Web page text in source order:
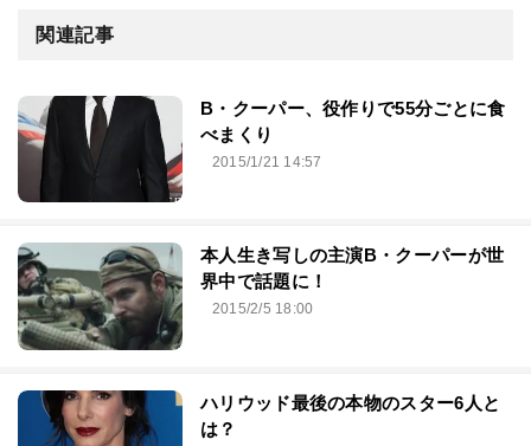
関連記事
B・クーパー、役作りで55分ごとに食
べまくり
2015/1/21 14:57
本人生き写しの主演B・クーパーが世
界中で話題に！
2015/2/5 18:00
ハリウッド最後の本物のスター6人と
は？